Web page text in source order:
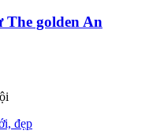
The golden An